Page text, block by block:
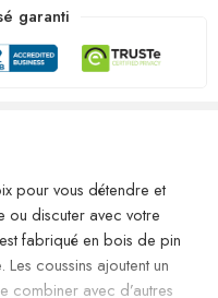
garanti
pour vous détendre et
ou discuter avec votre
fabriqué en bois de pin
coussins ajoutent un
combiner avec d’autres